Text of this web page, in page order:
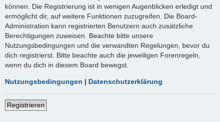
können. Die Registrierung ist in wenigen Augenblicken erledigt und
ermöglicht dir, auf weitere Funktionen zuzugreifen. Die Board-
Administration kann registrierten Benutzern auch zusätzliche
Berechtigungen zuweisen. Beachte bitte unsere
Nutzungsbedingungen und die verwandten Regelungen, bevor du
dich registrierst. Bitte beachte auch die jeweiligen Forenregeln,
wenn du dich in diesem Board bewegst.
Nutzungsbedingungen | Datenschutzerklärung
Registrieren